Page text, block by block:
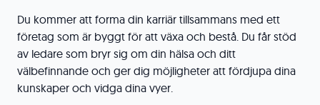
Du kommer att forma din karriär tillsammans med ett
företag som är byggt för att växa och bestå. Du får stöd
av ledare som bryr sig om din hälsa och ditt
välbefinnande och ger dig möjligheter att fördjupa dina
kunskaper och vidga dina vyer.